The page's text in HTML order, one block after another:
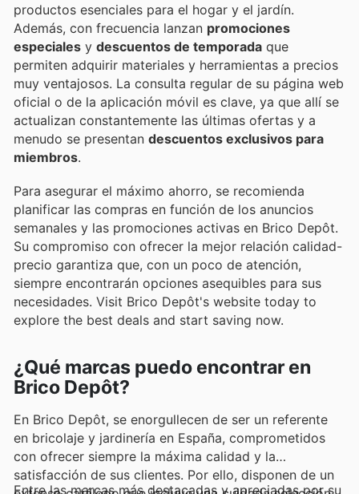
productos esenciales para el hogar y el jardín.
Además, con frecuencia lanzan promociones
especiales y descuentos de temporada que
permiten adquirir materiales y herramientas a precios
muy ventajosos. La consulta regular de su página web
oficial o de la aplicación móvil es clave, ya que allí se
actualizan constantemente las últimas ofertas y a
menudo se presentan descuentos exclusivos para
miembros.
Para asegurar el máximo ahorro, se recomienda
planificar las compras en función de los anuncios
semanales y las promociones activas en Brico Depôt.
Su compromiso con ofrecer la mejor relación calidad-
precio garantiza que, con un poco de atención,
siempre encontrarán opciones asequibles para sus
necesidades. Visit Brico Depôt's website today to
explore the best deals and start saving now.
¿Qué marcas puedo encontrar en
Brico Depôt?
En Brico Depôt, se enorgullecen de ser un referente
en bricolaje y jardinería en España, comprometidos
con ofrecer siempre la máxima calidad y la
satisfacción de sus clientes. Por ello, disponen de un
Entre las marcas más destacadas y apreciadas por su